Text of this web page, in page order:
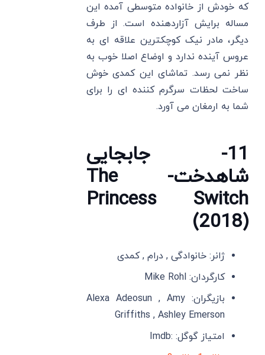
که خودش از خانواده متوسطی آمده این
مساله برایش آزاردهنده است. از طرف
دیگر، مادر نیک کوچکترین علاقه ای به
عروس آینده ندارد و اوضاع اصلا خوب به
نظر نمی رسد. تماشای این کمدی خوش
ساخت لحظات سرگرم کننده ای را برای
شما به ارمغان می آورد.
11- جابجایی
شاهدخت- The
Princess Switch
(2018)
ژانر: خانوادگی , درام , کمدی
کارگردان: Mike Rohl
بازیگران: Alexa Adeosun , Amy
Griffiths , Ashley Emerson
امتیاز گوگل: :Imdb